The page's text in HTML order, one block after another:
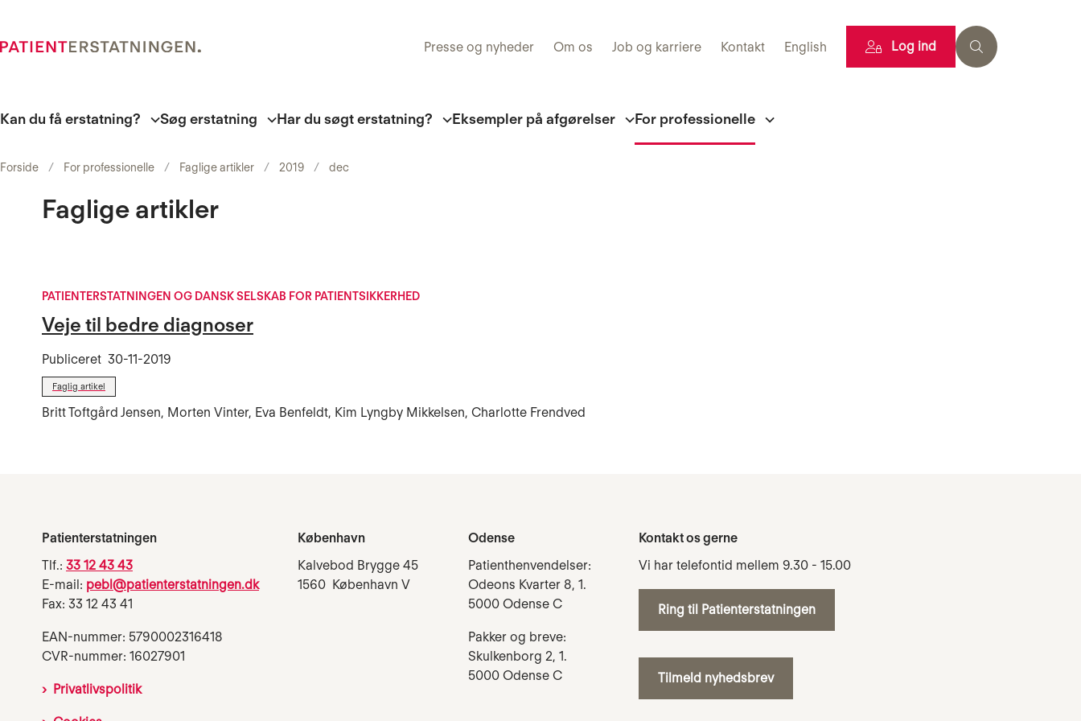
Presse og nyheder Om os Job og karriere Kontakt English Log ind
Kan du få erstatning? Søg erstatning Har du søgt erstatning? Eksempler på afgørelser For professionelle
Forside For professionelle Faglige artikler 2019 dec
Faglige artikler
PATIENTERSTATNINGEN OG DANSK SELSKAB FOR PATIENTSIKKERHED
Veje til bedre diagnoser
Publiceret 30-11-2019
Faglig artikel
Britt Toftgård Jensen, Morten Vinter, Eva Benfeldt, Kim Lyngby Mikkelsen, Charlotte Frendved
Patienterstatningen
Tlf.: 33 12 43 43
E-mail: pebl@patienterstatningen.dk
Fax: 33 12 43 41
EAN-nummer: 5790002316418
CVR-nummer: 16027901
Privatlivspolitik
København
Kalvebod Brygge 45
1560 København V
Odense
Patienthenvendelser:
Odeons Kvarter 8, 1.
5000 Odense C
Pakker og breve:
Skulkenborg 2, 1.
5000 Odense C
Kontakt os gerne
Vi har telefontid mellem 9.30 - 15.00
Ring til Patienterstatningen
Tilmeld nyhedsbrev